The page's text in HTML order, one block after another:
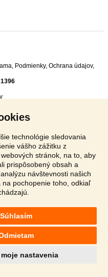
technológie sledovania
vášho zážitku z
stránok, na to, aby
prispôsobený obsah a
návštevnosti našich
na pochopenie toho, odkiaľ
Súhlasím
nastavenia
, Podmienky, Ochrana údajov,
1396